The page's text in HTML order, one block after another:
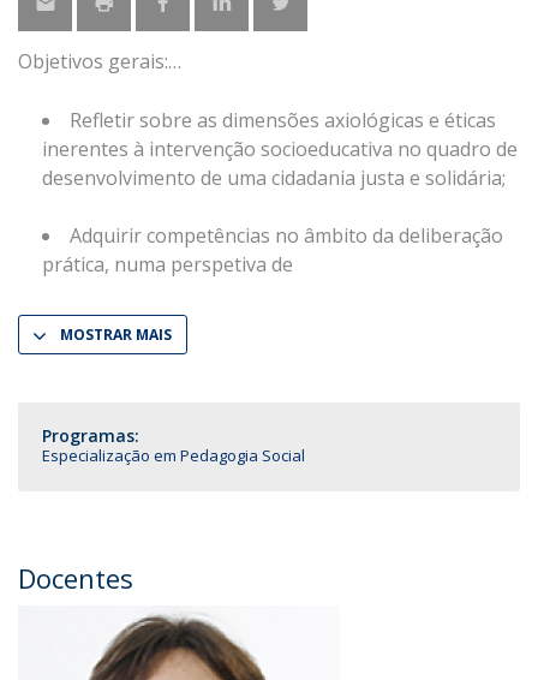
Objetivos gerais:
Refletir sobre as dimensões axiológicas e éticas
inerentes à intervenção socioeducativa no quadro de
desenvolvimento de uma cidadania justa e solidária;
Adquirir competências no âmbito da deliberação
prática, numa perspetiva de
MOSTRAR MAIS
Programas:
Especialização em Pedagogia Social
Docentes